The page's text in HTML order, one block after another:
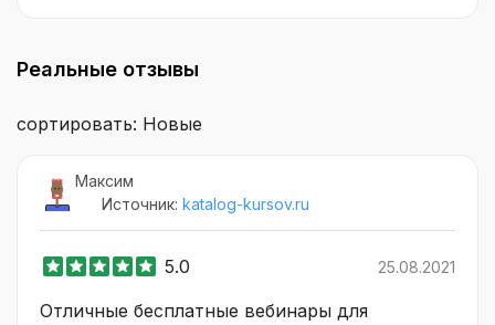
Реальные отзывы
сортировать: Новые
Максим
Источник: katalog-kursov.ru
5.0 25.08.2021
Отличные бесплатные вебинары для